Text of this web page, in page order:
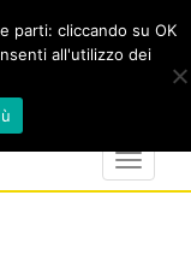
marker
Toggle
parti: cliccando su OK
all'utilizzo dei